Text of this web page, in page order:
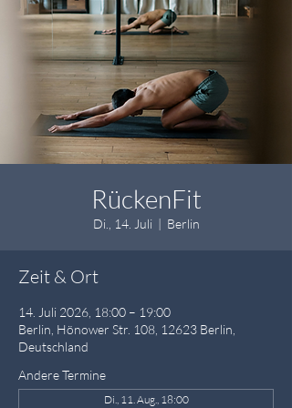
RückenFit
Di., 14. Juli
  |
Berlin
Zeit & Ort
14. Juli 2026, 18:00 – 19:00
Berlin, Hönower Str. 108, 12623 Berlin,
Deutschland
Andere Termine
Di., 11. Aug., 18:00